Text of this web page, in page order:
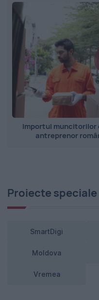
Importul muncitorilor
antreprenor
Proiecte speciale
SmartDigi
Moldova
Vremea